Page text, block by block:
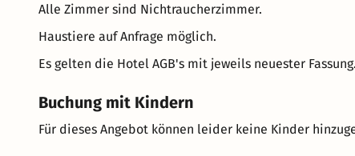
Alle Zimmer sind Nichtraucherzimmer.
Haustiere auf Anfrage möglich.
Es gelten die Hotel AGB's mit jeweils neuester Fassung.
Buchung mit Kindern
Für dieses Angebot können leider keine Kinder